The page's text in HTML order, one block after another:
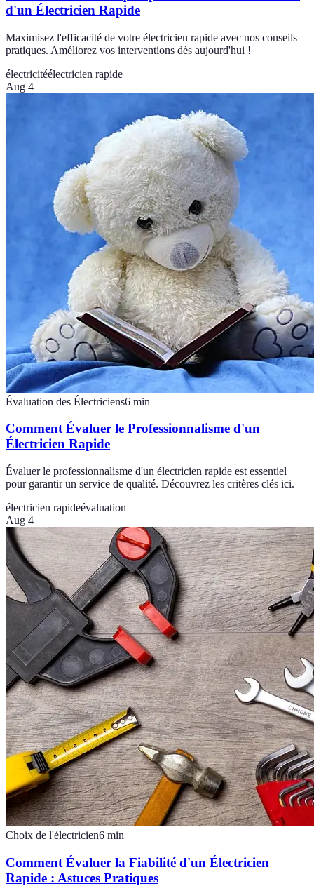
d'un Électricien Rapide
Maximisez l'efficacité de votre électricien rapide avec nos conseils
pratiques. Améliorez vos interventions dès aujourd'hui !
électricitéélectricien rapide
Aug 4
Évaluation des Électriciens6 min
Comment Évaluer le Professionnalisme d'un
Électricien Rapide
Évaluer le professionnalisme d'un électricien rapide est essentiel
pour garantir un service de qualité. Découvrez les critères clés ici.
électricien rapideévaluation
Aug 4
Choix de l'électricien6 min
Comment Évaluer la Fiabilité d'un Électricien
Rapide : Astuces Pratiques